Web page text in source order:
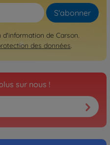
S'abonner
de Carson.
des données.
sur nous !